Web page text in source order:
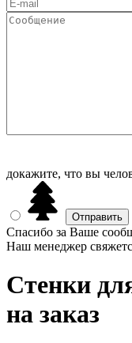
докажите, что вы
Спасибо за Ваше
Наш менеджер
Стенки
на заказ